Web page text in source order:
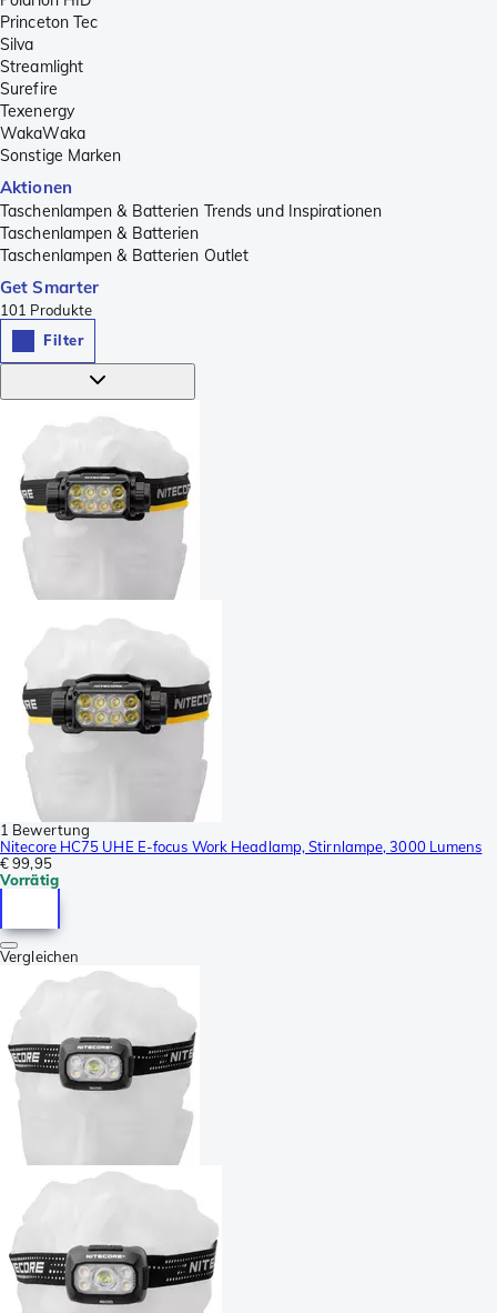
Princeton Tec
Silva
Streamlight
Surefire
Texenergy
WakaWaka
Sonstige Marken
Aktionen
Taschenlampen & Batterien Trends und Inspirationen
Taschenlampen & Batterien
Taschenlampen & Batterien Outlet
Get Smarter
101 Produkte
Filter
1 Bewertung
Nitecore HC75 UHE E-focus Work Headlamp, Stirnlampe, 3000 Lumens
€ 99,95
Vorrätig
Vergleichen